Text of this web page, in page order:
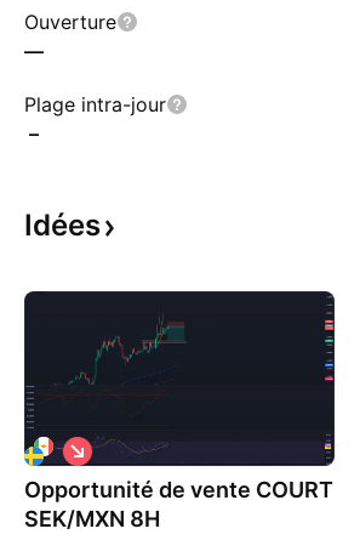
Ouverture
—
Plage intra-jour
–
Idées
Opportunité de vente COURT
SEK/MXN 8H
S
h
o
r
t